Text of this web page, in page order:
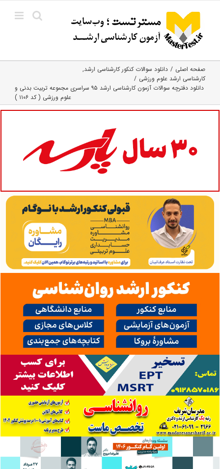
content
صفحه اصلی
دانلود سوالات کنکور کارشناسی ارشد
کارشناسی ارشد علوم ورزشی
دانلود دفترچه سوالات آزمون کارشناسی ارشد ۹۵ سراسری مجموعه تربیت بدنی و
علوم ورزشی ( کد ۱۱۰۶ )